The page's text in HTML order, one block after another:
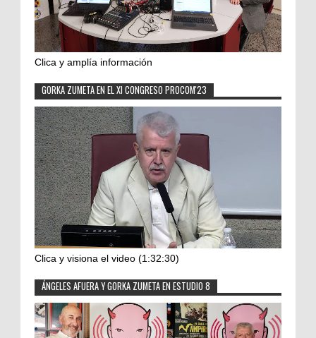
Clica y amplía información
GORKA ZUMETA EN EL XI CONGRESO PROCOM'23
Clica y visiona el video (1:32:30)
ÁNGELES AFUERA Y GORKA ZUMETA EN ESTUDIO 8